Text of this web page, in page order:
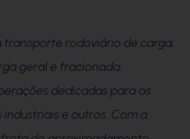
transporte rodoviário de carga,
geral e fracionada,
dedicadas para os
e outros. Com a